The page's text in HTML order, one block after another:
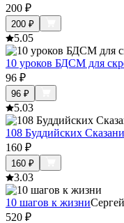
200 ₽
200 ₽
5.05
10 уроков БДСМ для
96 ₽
96 ₽
5.03
108 Буддийских
160 ₽
160 ₽
3.03
10 шагов к жизни
520 ₽